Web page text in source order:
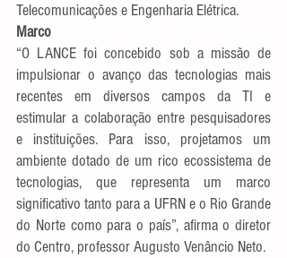
Telecomunicações e Engenharia Elétrica.
Marco
“O LANCE foi concebido sob a missão de
impulsionar o avanço das tecnologias mais
recentes em diversos campos da TI e
estimular a colaboração entre pesquisadores
e instituições. Para isso, projetamos um
ambiente dotado de um rico ecossistema de
tecnologias, que representa um marco
significativo tanto para a UFRN e o Rio Grande
do Norte como para o país”, afirma o diretor
do Centro, professor Augusto Venâncio Neto.